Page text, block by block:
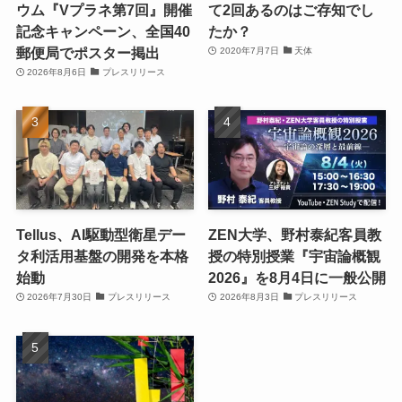
ウム『Vプラネ第7回』開催
記念キャンペーン、全国40
郵便局でポスター掲出
2026年8月6日 プレスリリース
て2回あるのはご存知でし
たか？
2020年7月7日 天体
Tellus、AI駆動型衛星デー
タ利活用基盤の開発を本格
始動
2026年7月30日 プレスリリース
ZEN大学、野村泰紀客員教
授の特別授業『宇宙論概観
2026』を8月4日に一般公開
2026年8月3日 プレスリリース